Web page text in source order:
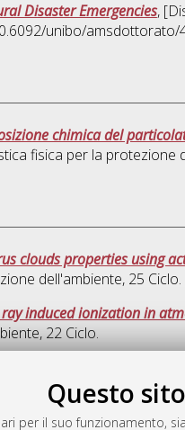
Questo
per il suo funzionamento,
Disaster Emergencies,
unibo/amsdottorato/
chimica del
fisica per la protezione
clouds properties using
dell'ambiente, 25
induced ionization in
, 22 Ciclo.